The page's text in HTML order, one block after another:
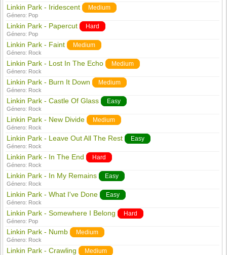
Linkin Park - Iridescent Medium
Género: Pop
Linkin Park - Papercut Hard
Género: Pop
Linkin Park - Faint Medium
Género: Rock
Linkin Park - Lost In The Echo Medium
Género: Rock
Linkin Park - Burn It Down Medium
Género: Rock
Linkin Park - Castle Of Glass Easy
Género: Rock
Linkin Park - New Divide Medium
Género: Rock
Linkin Park - Leave Out All The Rest Easy
Género: Rock
Linkin Park - In The End Hard
Género: Rock
Linkin Park - In My Remains Easy
Género: Rock
Linkin Park - What I've Done Easy
Género: Rock
Linkin Park - Somewhere I Belong Hard
Género: Pop
Linkin Park - Numb Medium
Género: Rock
Linkin Park - Crawling Medium